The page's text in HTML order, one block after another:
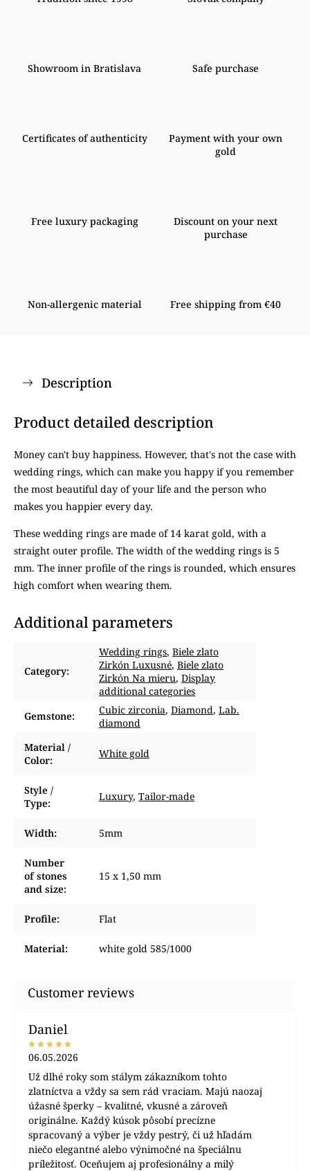
Showroom in Bratislava Safe purchase
Certificates of authenticity
Payment with your own
gold
Free luxury packaging
Discount on your next
purchase
Non-allergenic material Free shipping from €40
Description
Product detailed description
Money can't buy happiness. However, that's not the case with
wedding rings, which can make you happy if you remember
the most beautiful day of your life and the person who
makes you happier every day.
These wedding rings are made of 14 karat gold, with a
straight outer profile. The width of the wedding rings is 5
mm. The inner profile of the rings is rounded, which ensures
high comfort when wearing them.
Additional parameters
Category:
Wedding rings, Biele zlato
Zirkón Luxusné, Biele zlato
Zirkón Na mieru, Display
additional categories
Gemstone: Cubic zirconia, Diamond, Lab.
diamond
Material /
Color:
White gold
Style /
Type:
Luxury, Tailor-made
Width: 5mm
Number
of stones
and size:
15 x 1,50 mm
Profile: Flat
Material: white gold 585/1000
Daniel
06.05.2026
Už dlhé roky som stálym zákazníkom tohto
zlatníctva a vždy sa sem rád vraciam. Majú naozaj
úžasné šperky – kvalitné, vkusné a zároveň
originálne. Každý kúsok pôsobí precízne
spracovaný a výber je vždy pestrý, či už hľadám
niečo elegantné alebo výnimočné na špeciálnu
príležitosť. Oceňujem aj profesionálny a milý